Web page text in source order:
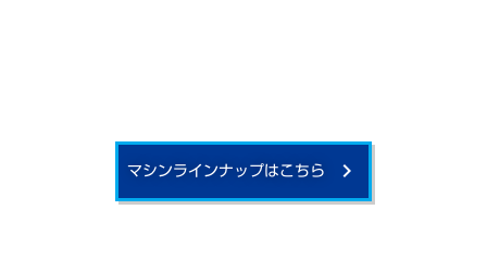
マシンラインナップはこちら keyboard_arrow_right